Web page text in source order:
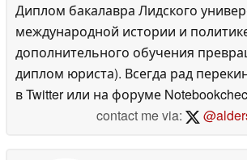
Диплом бакалавра Лидского
международной истории и
дополнительного обучения
диплом юриста). Всегда рад
в Twitter или на форуме
contact me via: